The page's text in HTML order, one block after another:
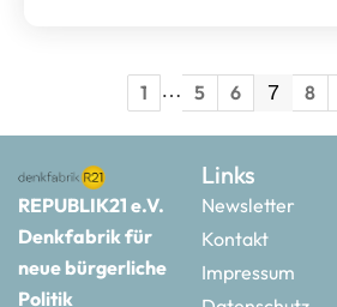
1 … 5 6 7 8
REPUBLIK21 e.V.
Denkfabrik für
neue bürgerliche
Politik
Links
Newsletter
Kontakt
Impressum